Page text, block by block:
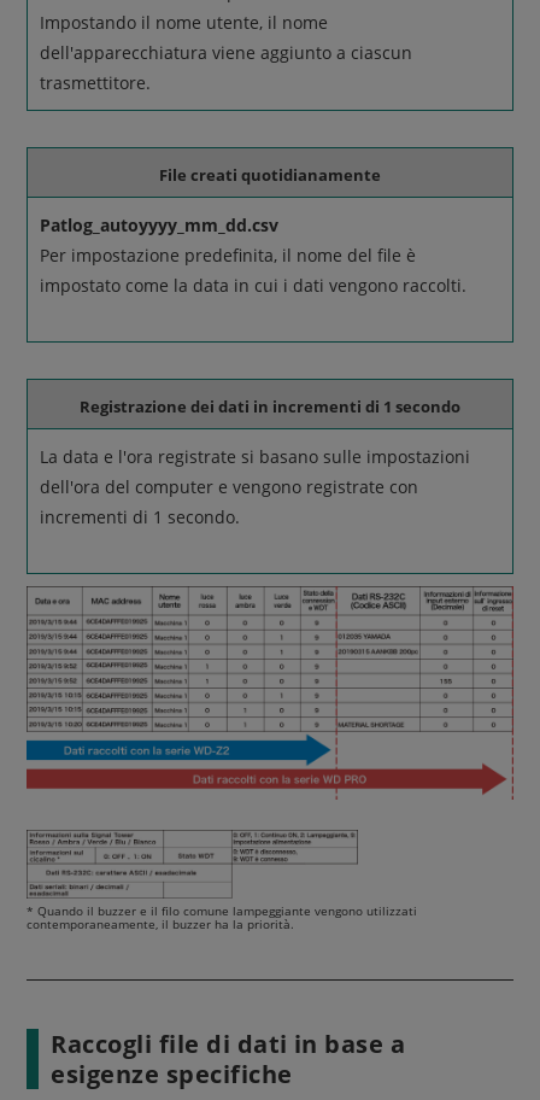
Impostando il nome utente, il nome
dell'apparecchiatura viene aggiunto a ciascun
trasmettitore.
File creati quotidianamente
Patlog_autoyyyy_mm_dd.csv
Per impostazione predefinita, il nome del file è
impostato come la data in cui i dati vengono raccolti.
Registrazione dei dati in incrementi di 1 secondo
La data e l'ora registrate si basano sulle impostazioni
dell'ora del computer e vengono registrate con
incrementi di 1 secondo.
* Quando il buzzer e il filo comune lampeggiante vengono utilizzati
contemporaneamente, il buzzer ha la priorità.
Raccogli file di dati in base a
esigenze specifiche